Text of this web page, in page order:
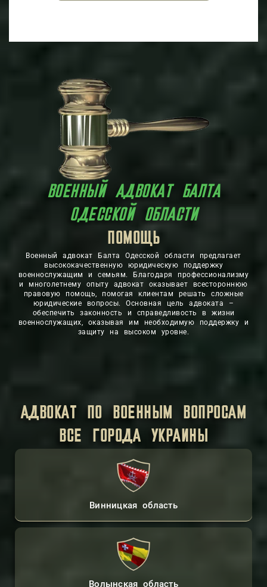
ВОЕННЫЙ АДВОКАТ БАЛТА
ОДЕССКОЙ ОБЛАСТИ
ЗАЩИТА
ПОМОЩЬ
Военный адвокат Балта Одесской области предлагает
высококачественную юридическую поддержку
военнослужащим и семьям. Благодаря профессионализму
и многолетнему опыту адвокат оказывает всестороннюю
правовую помощь, помогая клиентам решать сложные
юридические вопросы. Основная цель адвоката –
обеспечить законность и справедливость в жизни
военнослужащих, оказывая им необходимую поддержку и
защиту на высоком уровне.
АДВОКАТ ПО ВОЕННЫМ ВОПРОСАМ
ВСЕ ГОРОДА УКРАИНЫ
Винницкая область
Волынская область